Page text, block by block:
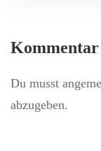
Kommentar
Du musst
abzugeben.